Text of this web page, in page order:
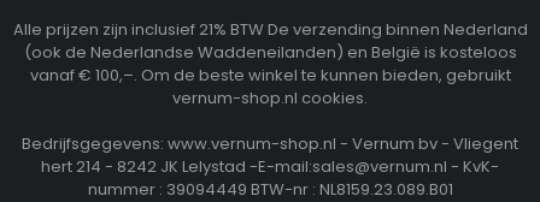
Alle prijzen zijn inclusief 21% BTW De verzending binnen Nederland
(ook de Nederlandse Waddeneilanden) en België is kosteloos
vanaf € 100,–. Om de beste winkel te kunnen bieden, gebruikt
vernum-shop.nl cookies.
Bedrijfsgegevens: www.vernum-shop.nl - Vernum bv - Vliegent
hert 214 - 8242 JK Lelystad -E-mail:sales@vernum.nl - KvK-
nummer : 39094449 BTW-nr : NL8159.23.089.B01